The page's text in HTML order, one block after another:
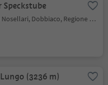
Speckstube
Costa Nosellari, Dobbiaco, Regione dolomitica 3 Cime
(3236 m)